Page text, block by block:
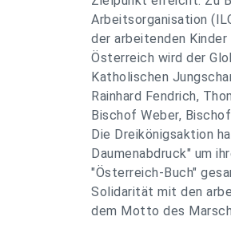
Arbeitsorganisation
der arbeitenden
Österreich wird der
Katholischen
Rainhard Fendrich,
Bischof Weber,
Die Dreikönigsaktion
Daumenabdruck" um
"Österreich-Buch"
Solidarität mit den
dem Motto des